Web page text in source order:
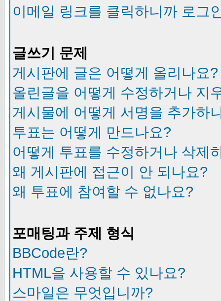
이메일 링크를 클릭하니까 로그
글쓰기 문제
게시판에 글은 어떻게 올리나요?
올린글을 어떻게 수정하거나 지
게시물에 어떻게 서명을 추가하
투표는 어떻게 만드나요?
어떻게 투표를 수정하거나 삭제
왜 게시판에 접근이 안 되나요?
왜 투표에 참여할 수 없나요?
포매팅과 주제 형식
BBCode란?
HTML을 사용할 수 있나요?
스마일은 무엇입니까?